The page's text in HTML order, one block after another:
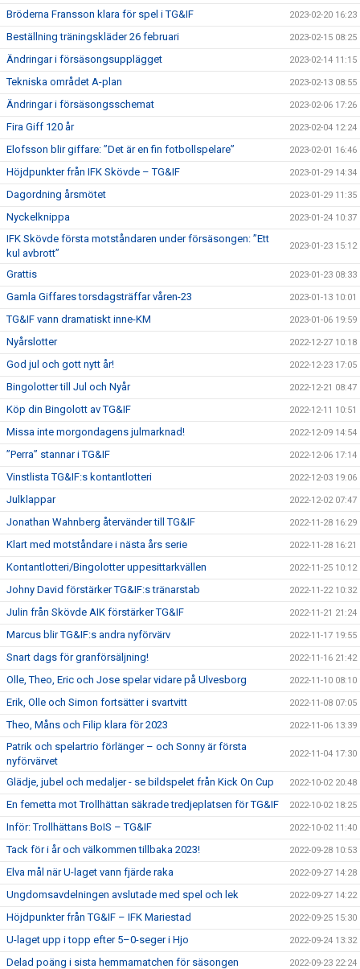
Bröderna Fransson klara för spel i TG&IF 2023-02-20 16:23
Beställning träningskläder 26 februari 2023-02-15 08:25
Ändringar i försäsongsupplägget 2023-02-14 11:15
Tekniska området A-plan 2023-02-13 08:55
Ändringar i försäsongsschemat 2023-02-06 17:26
Fira Giff 120 år 2023-02-04 12:24
Elofsson blir giffare: ”Det är en fin fotbollspelare” 2023-02-01 16:46
Höjdpunkter från IFK Skövde – TG&IF 2023-01-29 14:34
Dagordning årsmötet 2023-01-29 11:35
Nyckelknippa 2023-01-24 10:37
IFK Skövde första motståndaren under försäsongen: ”Ett
kul avbrott”
2023-01-23 15:12
Grattis 2023-01-23 08:33
Gamla Giffares torsdagsträffar våren-23 2023-01-13 10:01
TG&IF vann dramatiskt inne-KM 2023-01-06 19:59
Nyårslotter 2022-12-27 10:18
God jul och gott nytt år! 2022-12-23 17:05
Bingolotter till Jul och Nyår 2022-12-21 08:47
Köp din Bingolott av TG&IF 2022-12-11 10:51
Missa inte morgondagens julmarknad! 2022-12-09 14:54
”Perra” stannar i TG&IF 2022-12-06 17:14
Vinstlista TG&IF:s kontantlotteri 2022-12-03 19:06
Julklappar 2022-12-02 07:47
Jonathan Wahnberg återvänder till TG&IF 2022-11-28 16:29
Klart med motståndare i nästa års serie 2022-11-28 16:21
Kontantlotteri/Bingolotter uppesittarkvällen 2022-11-25 10:12
Johny David förstärker TG&IF:s tränarstab 2022-11-22 10:32
Julin från Skövde AIK förstärker TG&IF 2022-11-21 21:24
Marcus blir TG&IF:s andra nyförvärv 2022-11-17 19:55
Snart dags för granförsäljning! 2022-11-16 21:42
Olle, Theo, Eric och Jose spelar vidare på Ulvesborg 2022-11-10 08:10
Erik, Olle och Simon fortsätter i svartvitt 2022-11-08 07:05
Theo, Måns och Filip klara för 2023 2022-11-06 13:39
Patrik och spelartrio förlänger – och Sonny är första
nyförvärvet
2022-11-04 17:30
Glädje, jubel och medaljer - se bildspelet från Kick On Cup 2022-10-02 20:48
En femetta mot Trollhättan säkrade tredjeplatsen för TG&IF 2022-10-02 18:25
Inför: Trollhättans BoIS – TG&IF 2022-10-02 11:40
Tack för i år och välkommen tillbaka 2023! 2022-09-28 10:53
Elva mål när U-laget vann fjärde raka 2022-09-27 14:28
Ungdomsavdelningen avslutade med spel och lek 2022-09-27 14:22
Höjdpunkter från TG&IF – IFK Mariestad 2022-09-25 15:30
U-laget upp i topp efter 5–0-seger i Hjo 2022-09-24 13:32
Delad poäng i sista hemmamatchen för säsongen 2022-09-23 22:24